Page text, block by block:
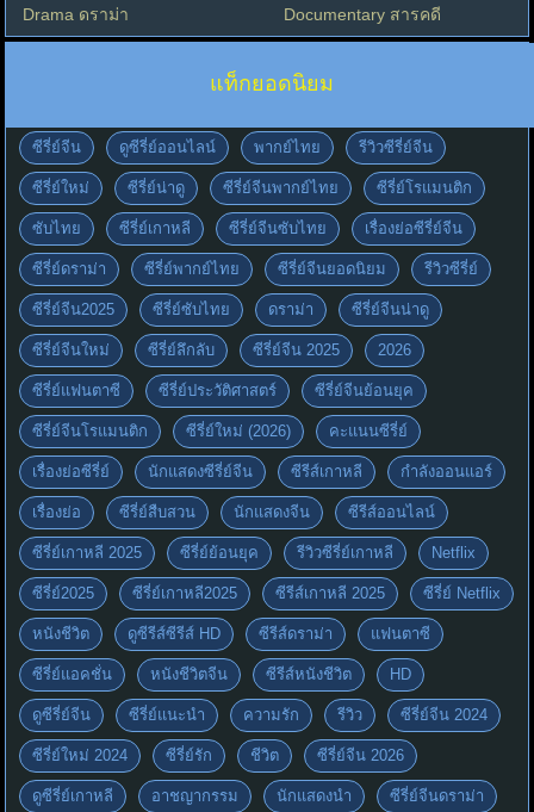
Drama ดราม่า Documentary สารคดี
แท็กยอดนิยม
ซีรี่ย์จีน ดูซีรี่ย์ออนไลน์ พากย์ไทย รีวิวซีรี่ย์จีน
ซีรี่ย์ใหม่ ซีรี่ย์น่าดู ซีรี่ย์จีนพากย์ไทย ซีรี่ย์โรแมนติก
ซับไทย ซีรี่ย์เกาหลี ซีรี่ย์จีนซับไทย เรื่องย่อซีรี่ย์จีน
ซีรี่ย์ดราม่า ซีรี่ย์พากย์ไทย ซีรี่ย์จีนยอดนิยม รีวิวซีรี่ย์
ซีรี่ย์จีน2025 ซีรี่ย์ซับไทย ดราม่า ซีรี่ย์จีนน่าดู
ซีรี่ย์จีนใหม่ ซีรี่ย์ลึกลับ ซีรี่ย์จีน 2025 2026
ซีรี่ย์แฟนตาซี ซีรี่ย์ประวัติศาสตร์ ซีรี่ย์จีนย้อนยุค
ซีรี่ย์จีนโรแมนติก ซีรี่ย์ใหม่ (2026) คะแนนซีรี่ย์
เรื่องย่อซีรี่ย์ นักแสดงซีรี่ย์จีน ซีรีส์เกาหลี กำลังออนแอร์
เรื่องย่อ ซีรี่ย์สืบสวน นักแสดงจีน ซีรีส์ออนไลน์
ซีรี่ย์เกาหลี 2025 ซีรี่ย์ย้อนยุค รีวิวซีรี่ย์เกาหลี Netflix
ซีรี่ย์2025 ซีรี่ย์เกาหลี2025 ซีรีส์เกาหลี 2025 ซีรี่ย์ Netflix
หนังชีวิต ดูซีรีส์ซีรีส์ HD ซีรีส์ดราม่า แฟนตาซี
ซีรี่ย์แอคชั่น หนังชีวิตจีน ซีรีส์หนังชีวิต HD
ดูซีรี่ย์จีน ซีรี่ย์แนะนำ ความรัก รีวิว ซีรี่ย์จีน 2024
ซีรี่ย์ใหม่ 2024 ซีรี่ย์รัก ชีวิต ซีรี่ย์จีน 2026
ดูซีรี่ย์เกาหลี อาชญากรรม นักแสดงนำ ซีรี่ย์จีนดราม่า